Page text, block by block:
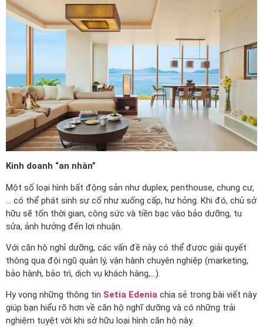
Kinh doanh “an nhàn”
Một số loại hình bất động sản như duplex, penthouse, chung cư,
… có thể phát sinh sự cố như xuống cấp, hư hỏng. Khi đó, chủ sở
hữu sẽ tốn thời gian, công sức và tiền bạc vào bảo dưỡng, tu
sửa, ảnh hưởng đến lợi nhuận.
Với căn hộ nghỉ dưỡng, các vấn đề này có thể được giải quyết
thông qua đội ngũ quản lý, vận hành chuyên nghiệp (marketing,
bảo hành, bảo trì, dịch vụ khách hàng,…).
Hy vọng những thông tin Setia Edenia chia sẻ trong bài viết này
giúp bạn hiểu rõ hơn về căn hộ nghĩ dưỡng và có những trải
nghiệm tuyệt vời khi sở hữu loại hình căn hộ này.